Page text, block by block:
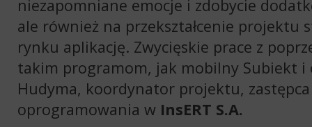
niezapomniane emocje i zdobycie
ale również na przekształcenie projektu
rynku aplikację. Zwycięskie prace z
takim programom, jak mobilny Subiekt i
Hudyma, koordynator projektu,
oprogramowania w InsERT S.A.